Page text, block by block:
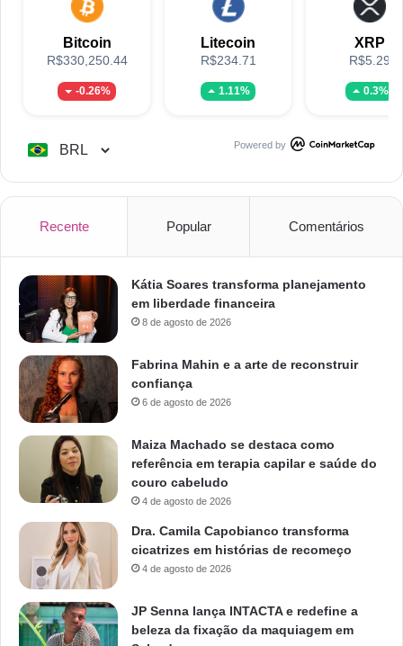
Bitcoin
R$330,250.44
-0.26%
Litecoin
R$234.71
1.11%
XRP
R$5.29
0.3%
Powered by
Recente Popular Comentários
Kátia Soares transforma planejamento
em liberdade financeira
8 de agosto de 2026
Fabrina Mahin e a arte de reconstruir
confiança
6 de agosto de 2026
Maiza Machado se destaca como
referência em terapia capilar e saúde do
couro cabeludo
4 de agosto de 2026
Dra. Camila Capobianco transforma
cicatrizes em histórias de recomeço
4 de agosto de 2026
JP Senna lança INTACTA e redefine a
beleza da fixação da maquiagem em